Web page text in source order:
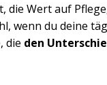
die Wert auf
wenn du deine
die den